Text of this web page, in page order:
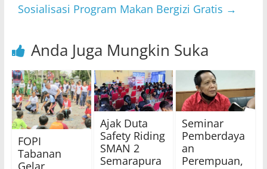
Sosialisasi Program Makan Bergizi Gratis →
Anda Juga Mungkin Suka
FOPI
Tabanan
Ajak Duta
Safety Riding
SMAN 2
Semarapura
Seminar
Pemberdaya
an
Perempuan,